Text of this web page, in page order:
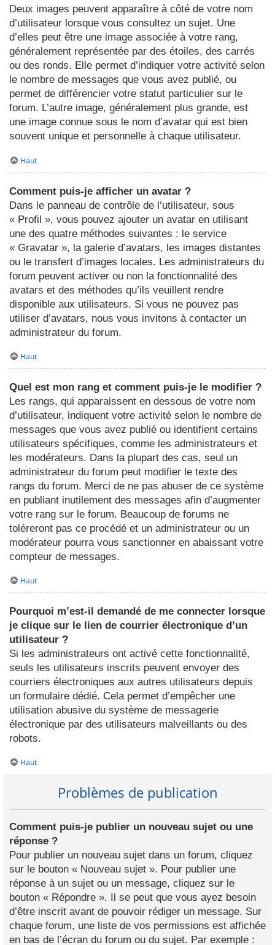
Deux images peuvent apparaître à côté de votre nom
d’utilisateur lorsque vous consultez un sujet. Une
d’elles peut être une image associée à votre rang,
généralement représentée par des étoiles, des carrés
ou des ronds. Elle permet d’indiquer votre activité selon
le nombre de messages que vous avez publié, ou
permet de différencier votre statut particulier sur le
forum. L’autre image, généralement plus grande, est
une image connue sous le nom d’avatar qui est bien
souvent unique et personnelle à chaque utilisateur.
Haut
Comment puis-je afficher un avatar ?
Dans le panneau de contrôle de l’utilisateur, sous
« Profil », vous pouvez ajouter un avatar en utilisant
une des quatre méthodes suivantes : le service
« Gravatar », la galerie d’avatars, les images distantes
ou le transfert d’images locales. Les administrateurs du
forum peuvent activer ou non la fonctionnalité des
avatars et des méthodes qu’ils veuillent rendre
disponible aux utilisateurs. Si vous ne pouvez pas
utiliser d’avatars, nous vous invitons à contacter un
administrateur du forum.
Haut
Quel est mon rang et comment puis-je le modifier ?
Les rangs, qui apparaissent en dessous de votre nom
d’utilisateur, indiquent votre activité selon le nombre de
messages que vous avez publié ou identifient certains
utilisateurs spécifiques, comme les administrateurs et
les modérateurs. Dans la plupart des cas, seul un
administrateur du forum peut modifier le texte des
rangs du forum. Merci de ne pas abuser de ce système
en publiant inutilement des messages afin d’augmenter
votre rang sur le forum. Beaucoup de forums ne
toléreront pas ce procédé et un administrateur ou un
modérateur pourra vous sanctionner en abaissant votre
compteur de messages.
Haut
Pourquoi m’est-il demandé de me connecter lorsque
je clique sur le lien de courrier électronique d’un
utilisateur ?
Si les administrateurs ont activé cette fonctionnalité,
seuls les utilisateurs inscrits peuvent envoyer des
courriers électroniques aux autres utilisateurs depuis
un formulaire dédié. Cela permet d’empêcher une
utilisation abusive du système de messagerie
électronique par des utilisateurs malveillants ou des
robots.
Haut
Problèmes de publication
Comment puis-je publier un nouveau sujet ou une
réponse ?
Pour publier un nouveau sujet dans un forum, cliquez
sur le bouton « Nouveau sujet ». Pour publier une
réponse à un sujet ou un message, cliquez sur le
bouton « Répondre ». Il se peut que vous ayez besoin
d’être inscrit avant de pouvoir rédiger un message. Sur
chaque forum, une liste de vos permissions est affichée
en bas de l’écran du forum ou du sujet. Par exemple :